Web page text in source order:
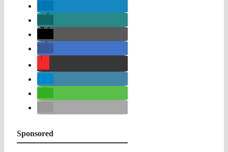
Sponsored